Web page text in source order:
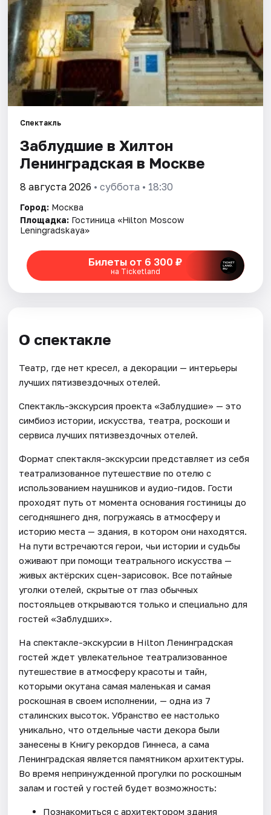
Города
Площадки
Артисты
Спектакль
Заблудшие в Хилтон
Ленинградская в Москве
8 августа 2026 • суббота • 18:30
Город: Москва
Площадка: Гостиница «Hilton Moscow
Leningradskaya»
Билеты от 6 300 ₽
на Ticketland
О спектакле
Театр, где нет кресел, а декорации — интерьеры
лучших пятизвездочных отелей.
Спектакль-экскурсия проекта «Заблудшие» — это
симбиоз истории, искусства, театра, роскоши и
сервиса лучших пятизвездочных отелей.
Формат спектакля-экскурсии представляет из себя
театрализованное путешествие по отелю с
использованием наушников и аудио-гидов. Гости
проходят путь от момента основания гостиницы до
сегодняшнего дня, погружаясь в атмосферу и
историю места — здания, в котором они находятся.
На пути встречаются герои, чьи истории и судьбы
оживают при помощи театрального искусства —
живых актёрских сцен-зарисовок. Все потайные
уголки отелей, скрытые от глаз обычных
постояльцев открываются только и специально для
гостей «Заблудших».
На спектакле-экскурсии в Hilton Ленинградская
гостей ждет увлекательное театрализованное
путешествие в атмосферу красоты и тайн,
которыми окутана самая маленькая и самая
роскошная в своем исполнении, — одна из 7
сталинских высоток. Убранство ее настолько
уникально, что отдельные части декора были
занесены в Книгу рекордов Гиннеса, а сама
Ленинградская является памятником архитектуры.
Во время непринужденной прогулки по роскошным
залам и гостей у гостей будет возможность:
Познакомиться с архитектором здания